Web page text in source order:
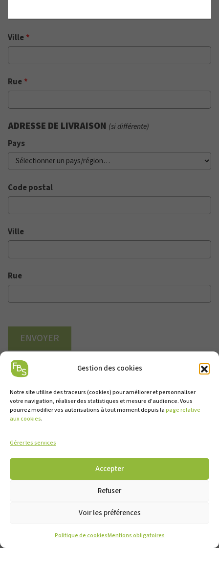
Gestion des cookies
Notre site utilise des traceurs (cookies) pour améliorer et personnaliser
votre navigation, réaliser des statistiques et mesure d'audience. Vous
pourrez modifier vos autorisations à tout moment depuis lapage relative
aux cookies.
Gérer les services
Accepter
Refuser
Voir les préférences
Politique de cookiesMentions obligatoires
Ville *
Rue *
ADRESSE DE LIVRAISON (si différente)
Pays
Code postal
Ville
Rue
ENVOYER
CONTACT
MENTIONS OBLIGATOIRES